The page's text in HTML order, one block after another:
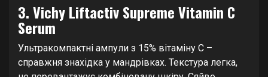
3. Vichy Liftactiv Supreme Vitamin C
Serum
Ультракомпактні ампули з 15% вітаміну C –
справжня знахідка у мандрівках. Текстура легка,